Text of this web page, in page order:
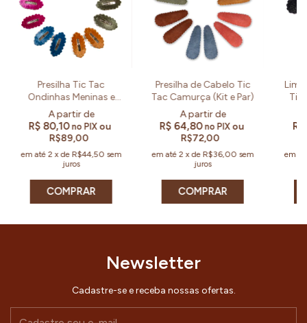
Presilha Tic Tac
Ondinhas Meninas e
Mulheres (Kit e Par)
R$ 80,10no PIX ou
R$89,00
em até 2 xde R$44,50 sem
juros
COMPRAR
Presilha de Cabelo Tic
Tac Camurça (Kit e Par)
R$ 64,80no PIX ou
R$72,00
em até 2 xde R$36,00 sem
juros
COMPRAR
Tic
em
Newsletter
Cadastre-se e receba nossas ofertas.